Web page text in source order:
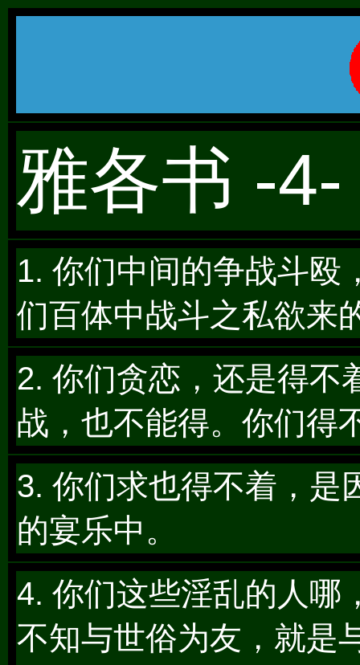
雅各书 -4-
1. 你们中间的争战斗殴
们百体中战斗之私欲来
2. 你们贪恋，还是得不
战，也不能得。你们得
3. 你们求也得不着，是
的宴乐中。
4. 你们这些淫乱的人哪
不知与世俗为友，就是